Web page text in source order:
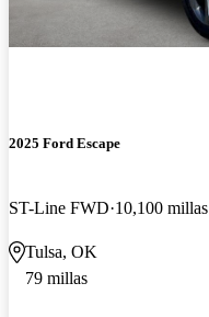
2025 Ford Escape
ST-Line FWD 10,100 millas
Tulsa, OK
79 millas